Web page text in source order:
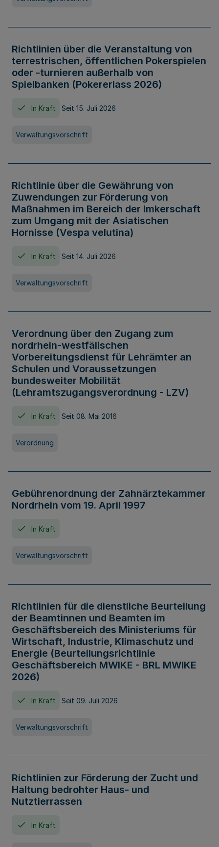
Richtlinien über die Veranstaltung von
terrestrischen, öffentlichen Pokerspielen
oder -turnieren außerhalb von
Spielbanken (Pokererlass 2026)
In Kraft Seit 15. Juli 2026
Verwaltungsvorschrift
Richtlinie über die Gewährung von
Zuwendungen zur Förderung von
Maßnahmen im Bereich der Imkerschaft
zum Umgang mit der Asiatischen
Hornisse (Vespa velutina)
In Kraft Seit 14. Juli 2026
Verwaltungsvorschrift
Verordnung über den Zugang zum
nordrhein-westfälischen
Vorbereitungsdienst für Lehrämter an
Schulen und Voraussetzungen
bundesweiter Mobilität
(Lehramtszugangsverordnung - LZV)
In Kraft Seit 08. Mai 2016
Verordnung
Gebührenordnung der Zahnärztekammer
Nordrhein vom 19. April 1997
In Kraft
Verwaltungsvorschrift
Richtlinien für die dienstliche Beurteilung
der Beamtinnen und Beamten im
Geschäftsbereich des Ministeriums für
Wirtschaft, Industrie, Klimaschutz und
Energie (Beurteilungsrichtlinie
Geschäftsbereich MWIKE - BRL MWIKE
2026)
In Kraft Seit 09. Juli 2026
Verwaltungsvorschrift
Richtlinien zur Förderung der Zucht und
Haltung bedrohter Haus- und
Nutztierrassen
In Kraft